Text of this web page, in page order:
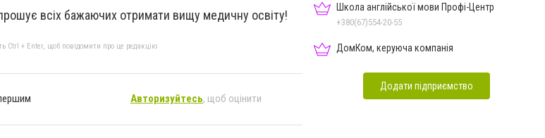
всіх бажаючих отримати вищу медичну освіту!
Ctrl + Enter, щоб повідомити про це редакцію
Авторизуйтесь, щоб оцінити
Школа англійської мови Профі-Центр
+380(67)554-20-55
ДомКом, керуюча компанія
Додати підприємство